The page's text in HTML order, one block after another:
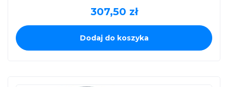
307,50 zł
Dodaj do koszyka